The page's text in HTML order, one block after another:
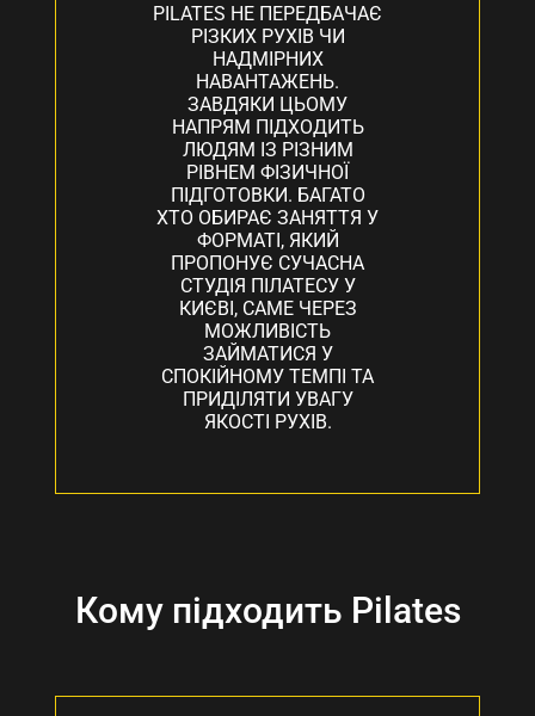
PILATES НЕ ПЕРЕДБАЧАЄ
РІЗКИХ РУХІВ ЧИ
НАДМІРНИХ
НАВАНТАЖЕНЬ.
ЗАВДЯКИ ЦЬОМУ
НАПРЯМ ПІДХОДИТЬ
ЛЮДЯМ ІЗ РІЗНИМ
РІВНЕМ ФІЗИЧНОЇ
ПІДГОТОВКИ. БАГАТО
ХТО ОБИРАЄ ЗАНЯТТЯ У
ФОРМАТІ, ЯКИЙ
ПРОПОНУЄ СУЧАСНА
СТУДІЯ ПІЛАТЕСУ У
КИЄВІ, САМЕ ЧЕРЕЗ
МОЖЛИВІСТЬ
ЗАЙМАТИСЯ У
СПОКІЙНОМУ ТЕМПІ ТА
ПРИДІЛЯТИ УВАГУ
ЯКОСТІ РУХІВ.
Кому підходить Pilates